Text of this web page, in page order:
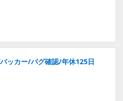
ッカー/バグ確認/年休125日